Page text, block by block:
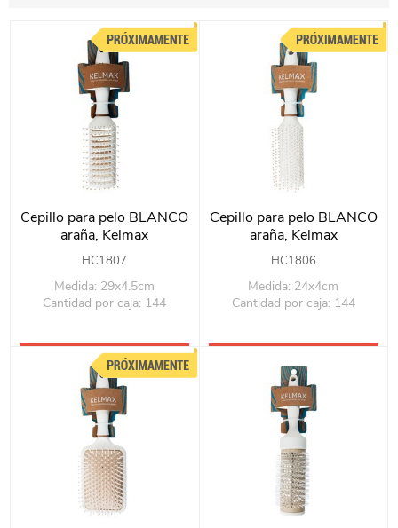
Cepillo para pelo BLANCO
araña, Kelmax
HC1807
Medida: 29x4.5cm
Cantidad por caja: 144
Cepillo para pelo BLANCO
araña, Kelmax
HC1806
Medida: 24x4cm
Cantidad por caja: 144